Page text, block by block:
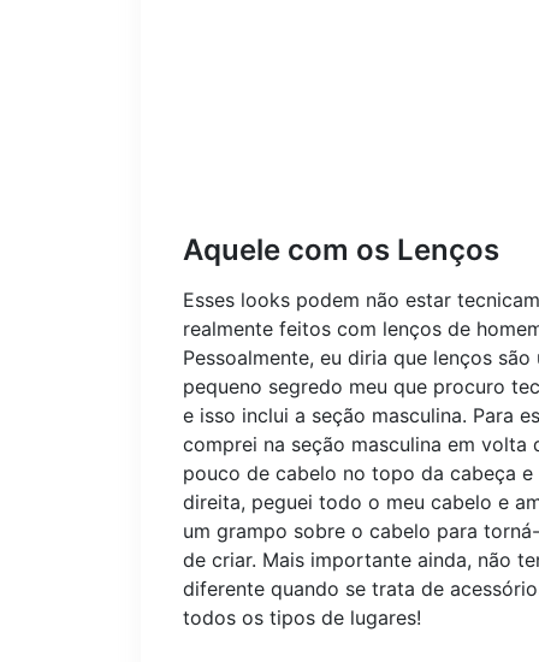
Aquele com os Lenços
Esses looks podem não estar
realmente feitos com lenços de
Pessoalmente, eu diria que lenços
pequeno segredo meu que procuro
e isso inclui a seção masculina. Para
comprei na seção masculina em
pouco de cabelo no topo da cabeça
direita, peguei todo o meu cabelo e
um grampo sobre o cabelo para
de criar. Mais importante ainda, não
diferente quando se trata de
todos os tipos de lugares!